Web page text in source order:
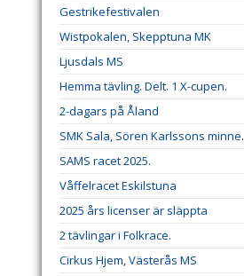
Gestrikefestivalen
Wistpokalen, Skepptuna MK
Ljusdals MS
Hemma tävling. Delt. 1 X-cupen.
2-dagars på Åland
SMK Sala, Sören Karlssons minne.
SAMS racet 2025.
Våffelracet Eskilstuna
2025 års licenser är släppta
2 tävlingar i Folkrace.
Cirkus Hjem, Västerås MS